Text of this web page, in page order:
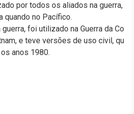
por todos os aliados na guerra,
quando no Pacífico.
foi utilizado na Guerra da Co
e teve versões de uso civil, qu
anos 1980.